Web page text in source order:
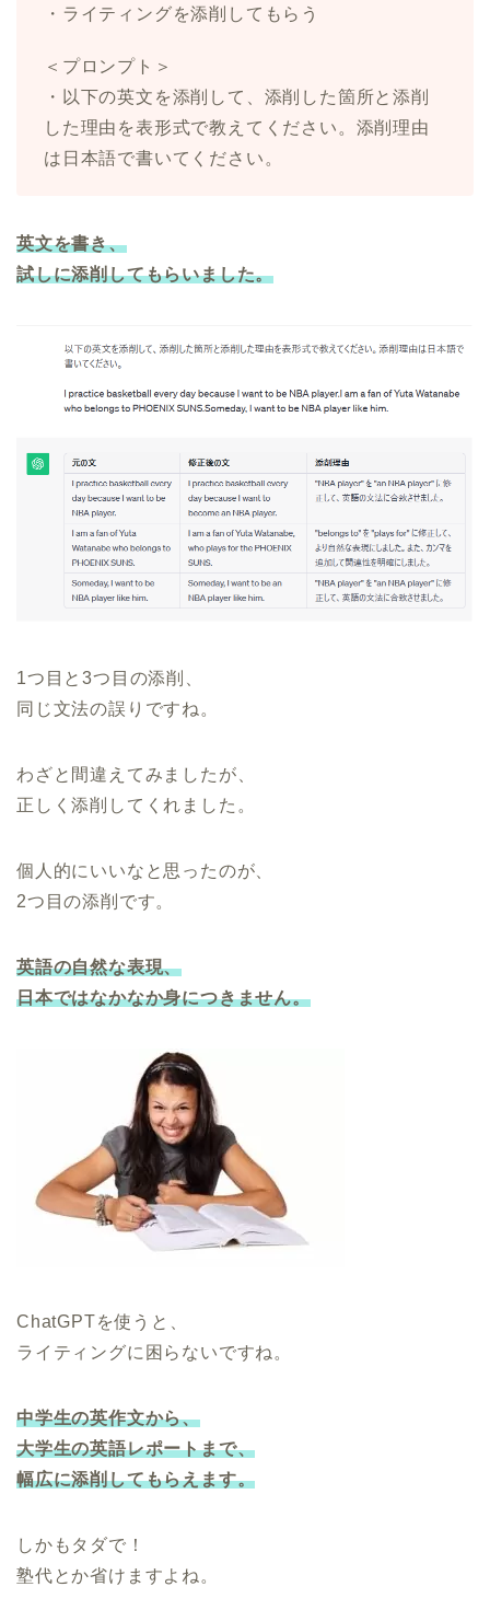
・ライティングを添削してもらう
＜プロンプト＞
・以下の英文を添削して、添削した箇所と添削
した理由を表形式で教えてください。添削理由
は日本語で書いてください。
英文を書き、
試しに添削してもらいました。
1つ目と3つ目の添削、
同じ文法の誤りですね。
わざと間違えてみましたが、
正しく添削してくれました。
個人的にいいなと思ったのが、
2つ目の添削です。
英語の自然な表現、
日本ではなかなか身につきません。
ChatGPTを使うと、
ライティングに困らないですね。
中学生の英作文から、
大学生の英語レポートまで、
幅広に添削してもらえます。
しかもタダで！
塾代とか省けますよね。